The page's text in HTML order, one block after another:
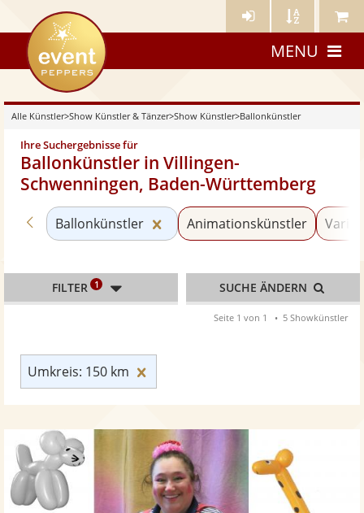
Künstler- Künstler Meine
eventpeppers
MENU
Alle Künstler>Show Künstler & Tänzer>Show Künstler>Ballonkünstler
Ihre Suchergebnisse für
Ballonkünstler in Villingen-
Schwenningen, Baden-Württemberg
Zurück zu «Show Künstler»
Ballonkünstler Kategorie «Ballonkünstler»
Animationskünstler
Umkreis: 150 km
FILTER 1 SUCHE ÄNDERN
Seite 1 von 1 5 Showkünstler